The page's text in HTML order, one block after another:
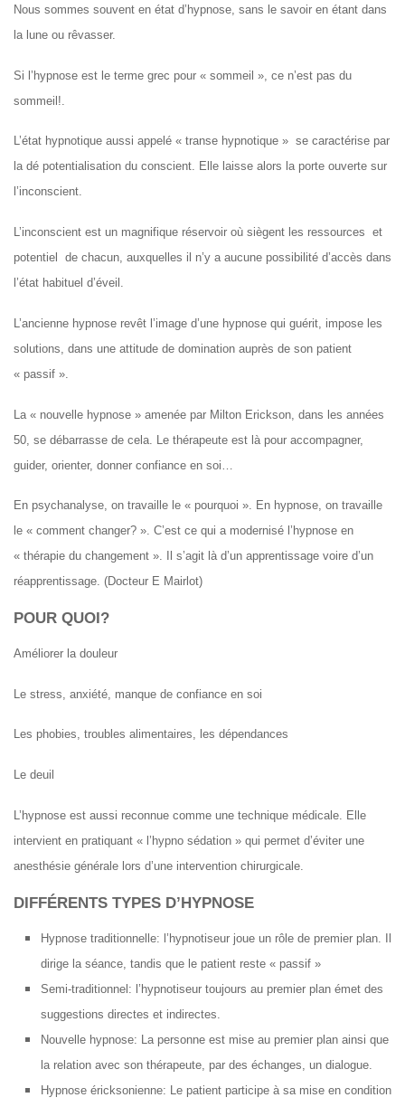
Nous sommes souvent en état d’hypnose, sans le savoir en étant dans
la lune ou rêvasser.
Si l’hypnose est le terme grec pour « sommeil », ce n’est pas du
sommeil!.
L’état hypnotique aussi appelé « transe hypnotique » se caractérise par
la dé potentialisation du conscient. Elle laisse alors la porte ouverte sur
l’inconscient.
L’inconscient est un magnifique réservoir où siègent les ressources et
potentiel de chacun, auxquelles il n’y a aucune possibilité d’accès dans
l’état habituel d’éveil.
L’ancienne hypnose revêt l’image d’une hypnose qui guérit, impose les
solutions, dans une attitude de domination auprès de son patient
« passif ».
La « nouvelle hypnose » amenée par Milton Erickson, dans les années
50, se débarrasse de cela. Le thérapeute est là pour accompagner,
guider, orienter, donner confiance en soi…
En psychanalyse, on travaille le « pourquoi ». En hypnose, on travaille
le « comment changer? ». C’est ce qui a modernisé l’hypnose en
« thérapie du changement ». Il s’agit là d’un apprentissage voire d’un
réapprentissage. (Docteur E Mairlot)
POUR QUOI?
Améliorer la douleur
Le stress, anxiété, manque de confiance en soi
Les phobies, troubles alimentaires, les dépendances
Le deuil
L’hypnose est aussi reconnue comme une technique médicale. Elle
intervient en pratiquant « l’hypno sédation » qui permet d’éviter une
anesthésie générale lors d’une intervention chirurgicale.
DIFFÉRENTS TYPES D’HYPNOSE
Hypnose traditionnelle: l’hypnotiseur joue un rôle de premier plan. Il
dirige la séance, tandis que le patient reste « passif »
Semi-traditionnel: l’hypnotiseur toujours au premier plan émet des
suggestions directes et indirectes.
Nouvelle hypnose: La personne est mise au premier plan ainsi que
la relation avec son thérapeute, par des échanges, un dialogue.
Hypnose éricksonienne: Le patient participe à sa mise en condition